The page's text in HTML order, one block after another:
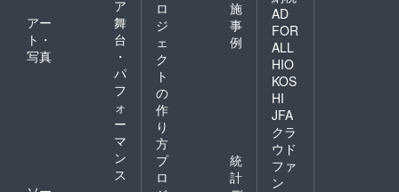
ア
アー
ト・
写真
舞
台
・
パ
フ
ォ
ー
マ
ン
ス
ロ
ジ
ェ
ク
ト
の
作
り
方
施
事
例
プ
ロ
統
計
AD
FOR
ALL
HIO
KOS
HI
JFA
クラ
ウド
ファ
ン